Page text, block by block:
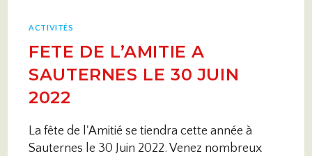
ACTIVITÉS
FETE DE L’AMITIE A
SAUTERNES LE 30 JUIN
2022
La fête de l'Amitié se tiendra cette année à
Sauternes le 30 Juin 2022. Venez nombreux